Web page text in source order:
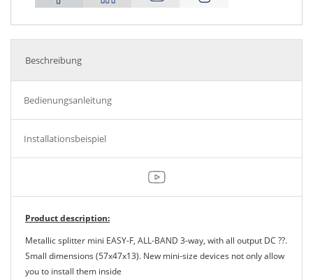
Beschreibung
Bedienungsanleitung
Installationsbeispiel
Product description:
Metallic splitter mini EASY-F, ALL-BAND 3-way, with all output DC ??.
Small dimensions (57x47x13). New mini-size devices not only allow
you to install them inside